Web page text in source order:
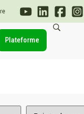
Plateforme